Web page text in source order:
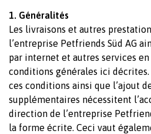
1. Généralités
Les livraisons et autres
l’entreprise Petfriends Süd AG
par internet et autres services
conditions générales ici
ces conditions ainsi que l’ajout
supplémentaires nécessitent
direction de l’entreprise
la forme écrite. Ceci vaut